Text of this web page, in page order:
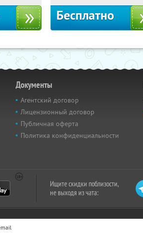
Бесплатно
Документы
Агентский договор
Лицензионный договор
Публичная оферта
Политика конфиденциальности
Ищите скидки поблизости,
не выходя из чата: